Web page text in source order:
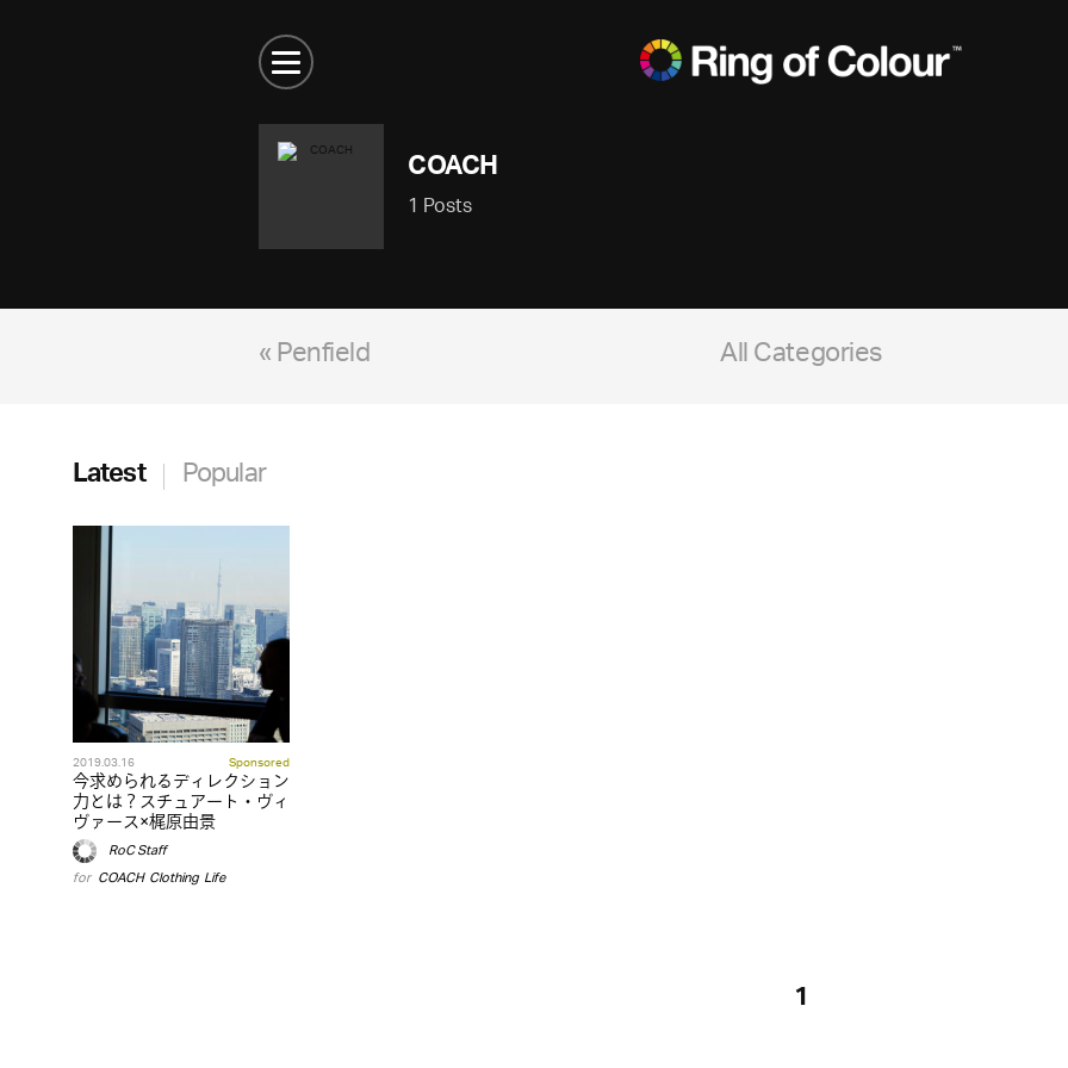
COACH
1 Posts
« Penfield All Categories
Latest Popular
2019.03.16 Sponsored
今求められるディレクション
力とは？スチュアート・ヴィ
ヴァース×梶原由景
RoC Staff
for COACH,Clothing,Life
1